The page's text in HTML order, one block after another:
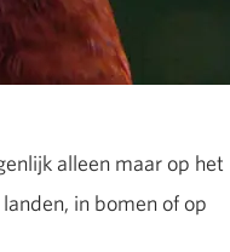
alleen maar op het
in bomen of op